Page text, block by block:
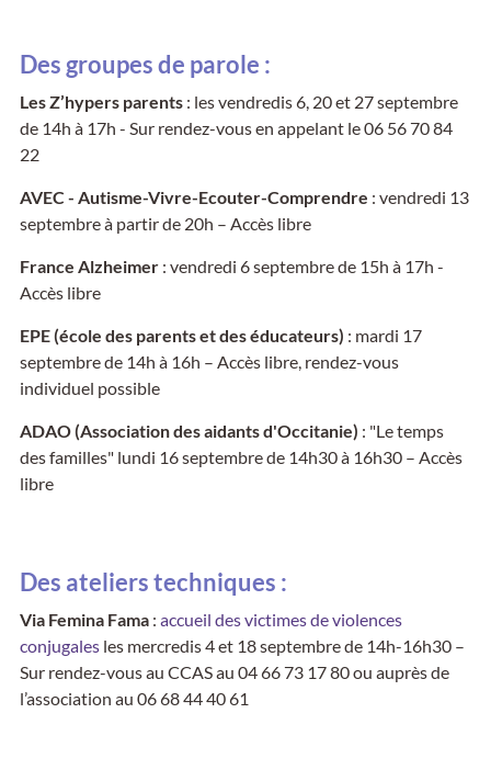
Des groupes de parole :
Les Z’hypers parents: les vendredis 6, 20 et 27 septembre
de 14h à 17h - Sur rendez-vous en appelant le 06 56 70 84
22
AVEC - Autisme-Vivre-Ecouter-Comprendre : vendredi 13
septembre à partir de 20h – Accès libre
France Alzheimer: vendredi 6 septembre de 15h à 17h -
Accès libre
EPE (école des parents et des éducateurs) : mardi 17
septembre de 14h à 16h – Accès libre, rendez-vous
individuel possible
ADAO (Association des aidants d'Occitanie) : "Le temps
des familles" lundi 16 septembre de 14h30 à 16h30 – Accès
libre
Des ateliers techniques :
Via Femina Fama: accueil des victimes de violences
conjugalesles mercredis 4 et 18 septembre de 14h-16h30 –
Sur rendez-vous au CCAS au 04 66 73 17 80 ou auprès de
l’association au 06 68 44 40 61